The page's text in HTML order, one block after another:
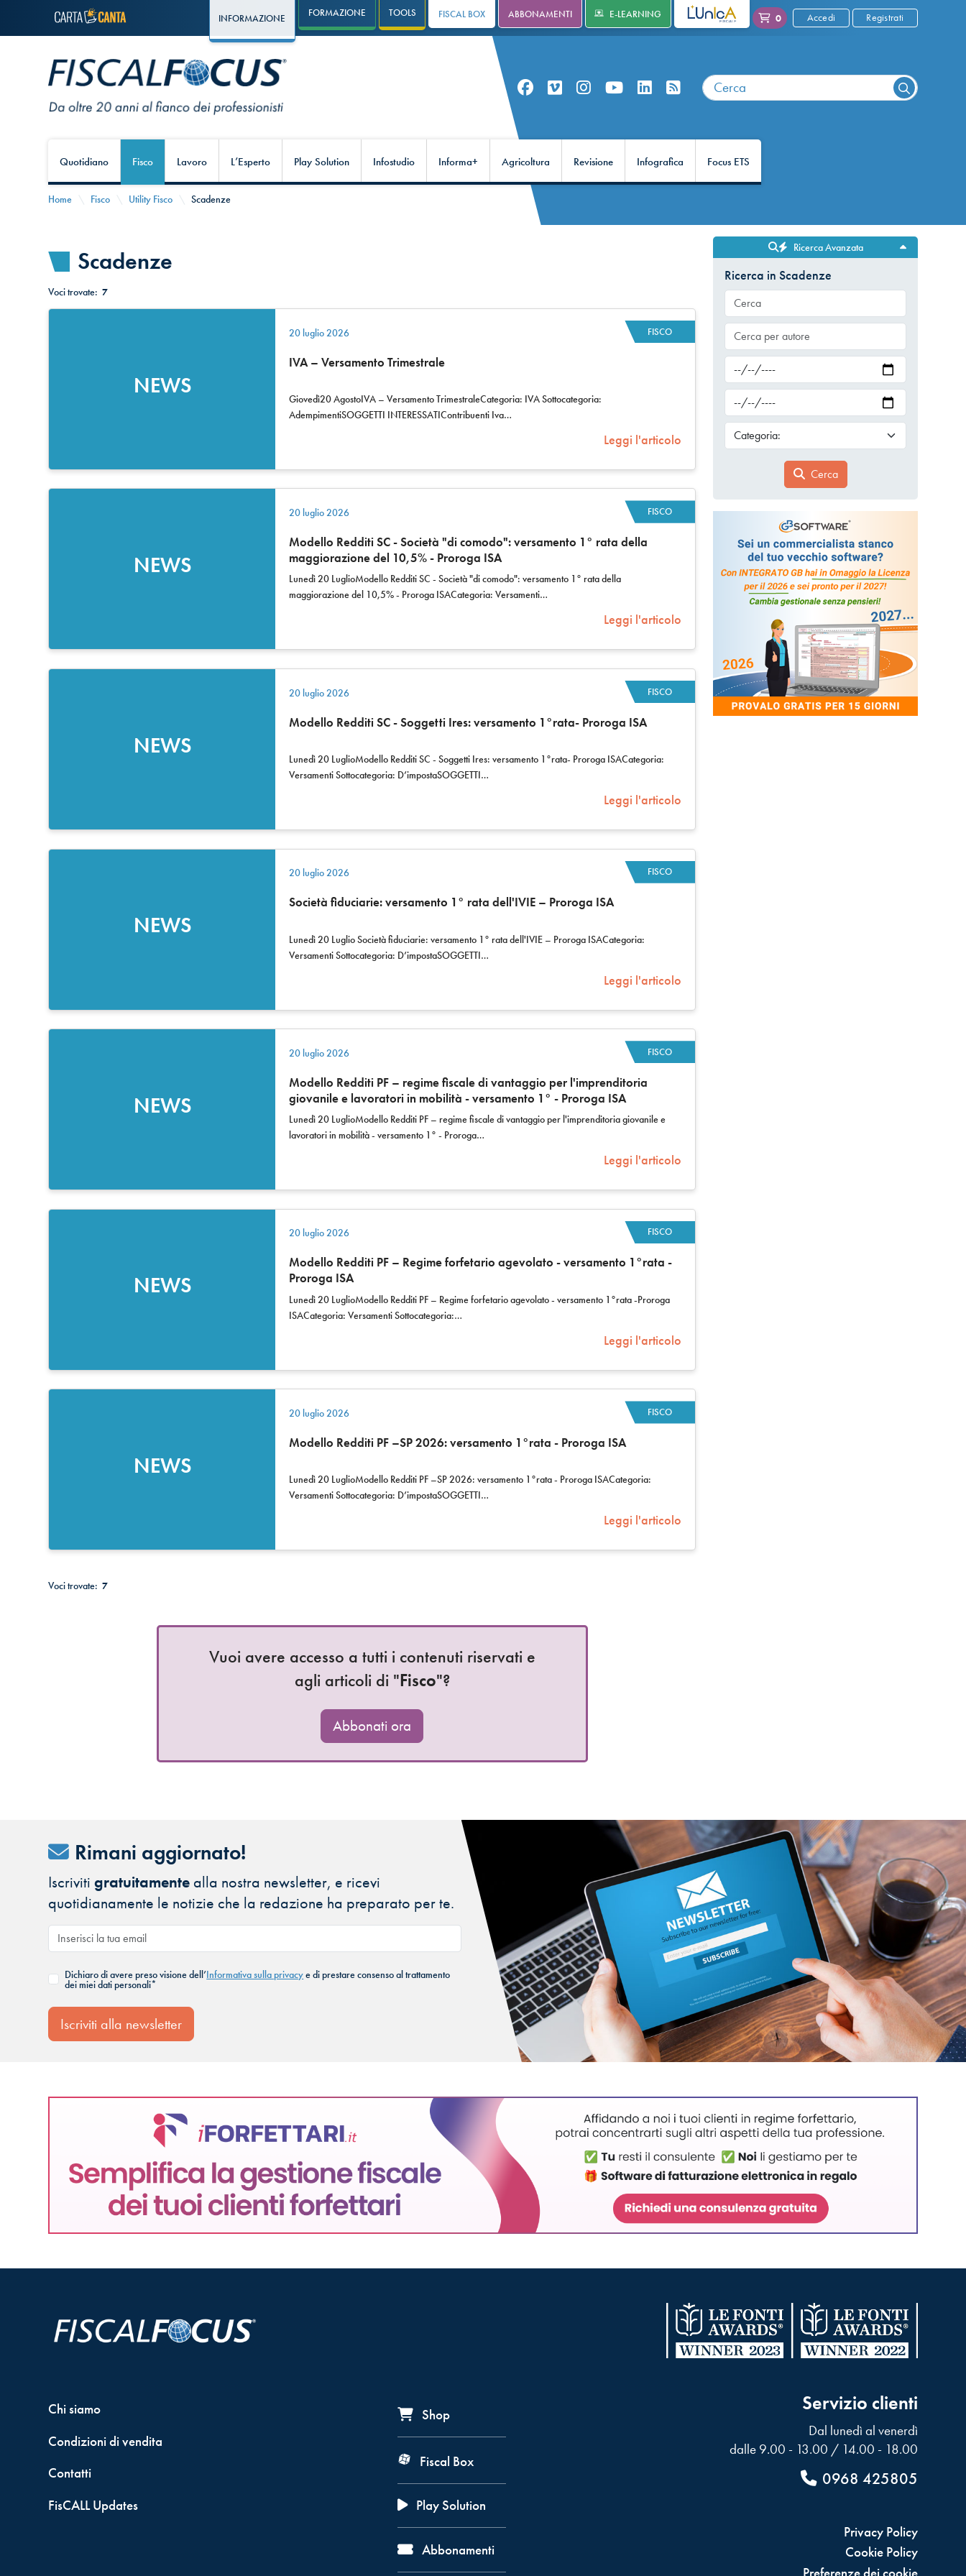
INFORMAZIONE FORMAZIONE TOOLS FISCAL BOX ABBONAMENTI E-LEARNING L'UNICA 0 Accedi Registrati
Quotidiano Fisco Lavoro L’Esperto Play Solution Infostudio Informa+ Agricoltura Revisione Infografica Focus ETS
Home Fisco Utility Fisco Scadenze
Scadenze
Voci trovate:7
NEWS
FISCO
20 luglio 2026
IVA – Versamento Trimestrale
Giovedì20 AgostoIVA – Versamento TrimestraleCategoria: IVA Sottocategoria:
AdempimentiSOGGETTI INTERESSATIContribuenti Iva…
Leggi l'articolo
NEWS
FISCO
20 luglio 2026
Modello Redditi SC - Società "di comodo": versamento 1° rata della
maggiorazione del 10,5% - Proroga ISA
Lunedì 20 LuglioModello Redditi SC - Società "di comodo": versamento 1° rata della
maggiorazione del 10,5% - Proroga ISACategoria: Versamenti…
Leggi l'articolo
NEWS
FISCO
20 luglio 2026
Modello Redditi SC - Soggetti Ires: versamento 1°rata- Proroga ISA
Lunedì 20 LuglioModello Redditi SC - Soggetti Ires: versamento 1°rata- Proroga ISACategoria:
Versamenti Sottocategoria: D’impostaSOGGETTI…
Leggi l'articolo
NEWS
FISCO
20 luglio 2026
Società fiduciarie: versamento 1° rata dell'IVIE – Proroga ISA
Lunedì 20 Luglio Società fiduciarie: versamento 1° rata dell'IVIE – Proroga ISACategoria:
Versamenti Sottocategoria: D’impostaSOGGETTI…
Leggi l'articolo
NEWS
FISCO
20 luglio 2026
Modello Redditi PF – regime fiscale di vantaggio per l'imprenditoria
giovanile e lavoratori in mobilità - versamento 1° - Proroga ISA
Lunedì 20 LuglioModello Redditi PF – regime fiscale di vantaggio per l'imprenditoria giovanile e
lavoratori in mobilità - versamento 1° - Proroga…
Leggi l'articolo
NEWS
FISCO
20 luglio 2026
Modello Redditi PF – Regime forfetario agevolato - versamento 1°rata -
Proroga ISA
Lunedì 20 LuglioModello Redditi PF – Regime forfetario agevolato - versamento 1°rata -Proroga
ISACategoria: Versamenti Sottocategoria:…
Leggi l'articolo
NEWS
FISCO
20 luglio 2026
Modello Redditi PF –SP 2026: versamento 1°rata - Proroga ISA
Lunedì 20 LuglioModello Redditi PF –SP 2026: versamento 1°rata - Proroga ISACategoria:
Versamenti Sottocategoria: D’impostaSOGGETTI…
Leggi l'articolo
Voci trovate:7
Vuoi avere accesso a tutti i contenuti riservati e
agli articoli di "Fisco"?
Abbonati ora
Ricerca Avanzata
Ricerca in Scadenze
Cerca
Rimani aggiornato!
Iscrivitigratuitamente alla nostra newsletter, e ricevi
quotidianamente le notizie che la redazione ha preparato per te.
Dichiaro di avere preso visione dell’Informativa sulla privacye di prestare consenso al trattamento
dei miei dati personali*
Iscriviti alla newsletter
Chi siamo
Condizioni di vendita
Contatti
FisCALL Updates
Shop
Fiscal Box
Play Solution
Abbonamenti
Servizio clienti
Dal lunedì al venerdì
dalle 9.00 - 13.00 / 14.00 - 18.00
0968 425805
Privacy Policy
Cookie Policy